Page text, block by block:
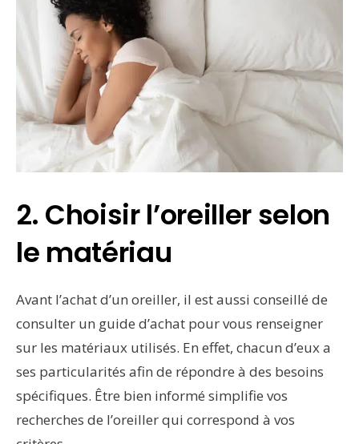
2. Choisir l’oreiller selon
le matériau
Avant l’achat d’un oreiller, il est aussi conseillé de
consulter un guide d’achat pour vous renseigner
sur les matériaux utilisés. En effet, chacun d’eux a
ses particularités afin de répondre à des besoins
spécifiques. Être bien informé simplifie vos
recherches de l’oreiller qui correspond à vos